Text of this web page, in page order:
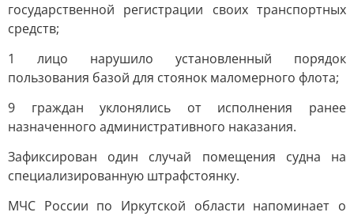
государственной регистрации своих транспортных
средств;
1 лицо нарушило установленный порядок
пользования базой для стоянок маломерного флота;
9 граждан уклонялись от исполнения ранее
назначенного административного наказания.
Зафиксирован один случай помещения судна на
специализированную штрафстоянку.
МЧС России по Иркутской области напоминает о